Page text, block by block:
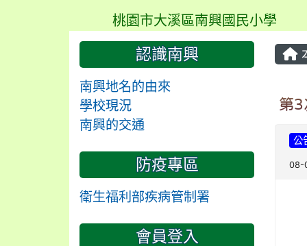
桃園市大溪區南興國民小學
第3
公
08-
認識南興
南興地名的由來
學校現況
南興的交通
防疫專區
衛生福利部疾病管制署
會員登入